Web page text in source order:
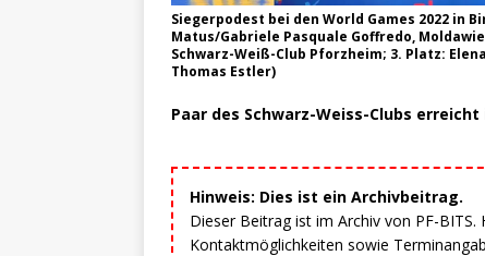
Siegerpodest bei den World Games 2022 in
Matus/Gabriele Pasquale Goffredo,
Schwarz-Weiß-Club Pforzheim; 3. Platz:
Thomas Estler)
Paar des Schwarz-Weiss-Clubs
Hinweis: Dies ist ein Archivbeitrag.
Dieser Beitrag ist im Archiv von PF-
Kontaktmöglichkeiten sowie